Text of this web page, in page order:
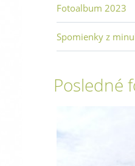
Fotoalbum 2023
Spomienky z
Posledné